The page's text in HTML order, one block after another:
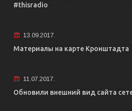
#thisradio
13.09.2017.
Материалы на карте Кронштадта
11.07.2017.
Обновили внешний вид сайта